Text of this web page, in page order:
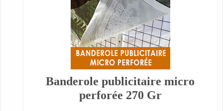
Banderole publicitaire micro
perforée 270 Gr